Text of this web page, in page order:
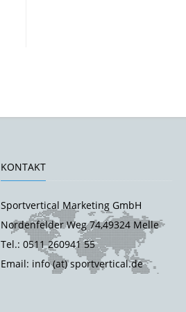
KONTAKT
Sportvertical Marketing GmbH
Nordenfelder Weg 74,49324 Melle
Tel.: 0511 260941 55
Email: info (at) sportvertical.de